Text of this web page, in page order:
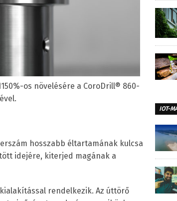
os növelésére a CoroDrill® 860-
hosszabb éltartamának kulcsa
idejére, kiterjed magának a
rendelkezik. Az úttörő
IOT-